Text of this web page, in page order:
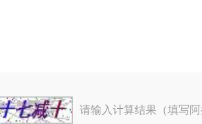
请输入计算结果（填写